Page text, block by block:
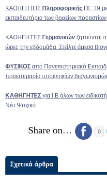
ΚΑΘΗΓΗΤΗΣ Πληροφορικής ΠΕ 19 με
εκπαιδευτήρια των βορείων
ΚΑΘΗΓΗΤΈΣ Γερμανικών ζητούνται
ώρες την εβδομάδα. Στείλτε άμεσα
ΦΥΣΙΚΟΣ από Πανεπιστημιακό
προετοιμασία υποψηφίων
ΚΑΘΗΓΗΤΕΣ για Ι.Β όλων των
Νέο Ψυχικό
Share on… 0
Σχετικά άρθρα